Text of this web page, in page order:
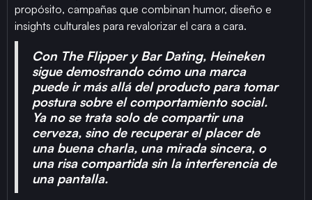
propósito, campañas que combinan humor, diseño e
insights culturales para revalorizar el cara a cara.
Con The Flipper y Bar Dating, Heineken
sigue demostrando cómo una marca
puede ir más allá del producto para tomar
postura sobre el comportamiento social.
Ya no se trata solo de compartir una
cerveza, sino de recuperar el placer de
una buena charla, una mirada sincera, o
una risa compartida sin la interferencia de
una pantalla.